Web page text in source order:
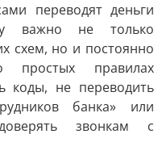
переводят деньги
важно не только
схем, но и постоянно
правилах
коды, не переводить
банка» или
звонкам с